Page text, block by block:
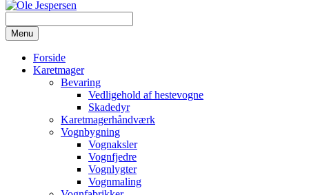
Menu
Forside
Karetmager
Bevaring
Vedligehold af hestevogne
Skadedyr
Karetmagerhåndværk
Vognbygning
Vognaksler
Vognfjedre
Vognlygter
Vognmaling